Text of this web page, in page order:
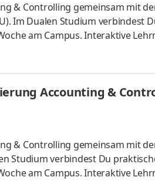
& Controlling gemeinsam mit
Im Dualen Studium verbindest
am Campus. Interaktive
für Dich mehr als nur Mathe?
direkt Praxiserfahrung
Menschen und Unternehmen
wir auf pe
Accounting &
& Controlling gemeinsam mit
Studium verbindest Du
am Campus. Interaktive
GmbH ist ein